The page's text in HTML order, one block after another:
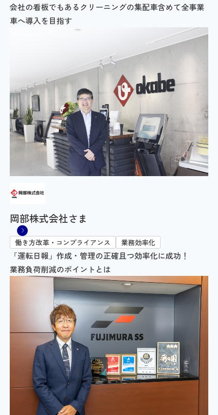
会社の看板でもあるクリーニングの集配車含めて全事業
車へ導入を目指す
岡部株式会社さま
働き方改革・コンプライアンス 業務効率化
「運転日報」作成・管理の正確且つ効率化に成功！
業務負荷削減のポイントとは